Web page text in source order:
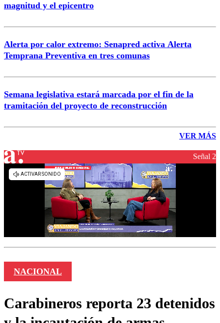
magnitud y el epicentro
Alerta por calor extremo: Senapred activa Alerta
Temprana Preventiva en tres comunas
Semana legislativa estará marcada por el fin de la
tramitación del proyecto de reconstrucción
VER MÁS
Señal 2
NACIONAL
Carabineros reporta 23 detenidos